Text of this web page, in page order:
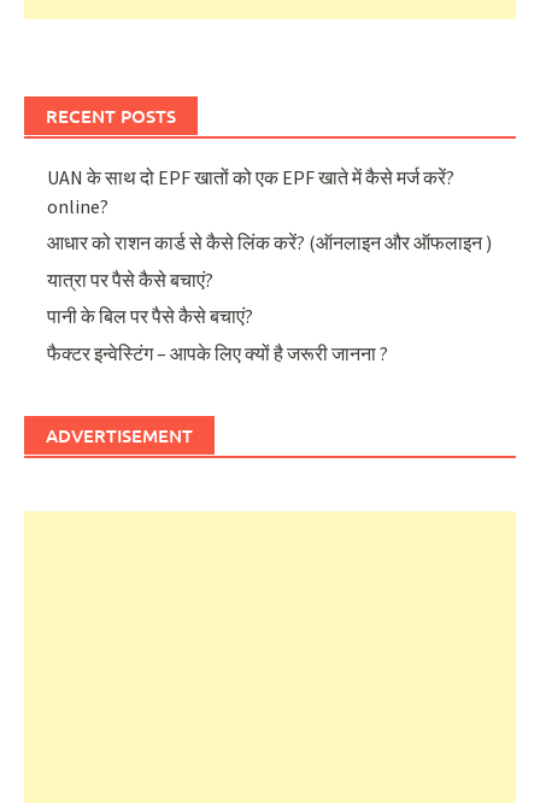
RECENT POSTS
UAN के साथ दो EPF खातों को एक EPF खाते में कैसे मर्ज करें?
online?
आधार को राशन कार्ड से कैसे लिंक करें? (ऑनलाइन और ऑफलाइन )
यात्रा पर पैसे कैसे बचाएं?
पानी के बिल पर पैसे कैसे बचाएं?
फैक्टर इन्वेस्टिंग – आपके लिए क्यों है जरूरी जानना ?
ADVERTISEMENT